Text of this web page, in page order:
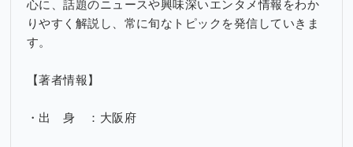
心に、話題のニュースや興味深いエンタメ情報をわか
りやすく解説し、常に旬なトピックを発信していきま
す。
【著者情報】
・出 身 ：大阪府